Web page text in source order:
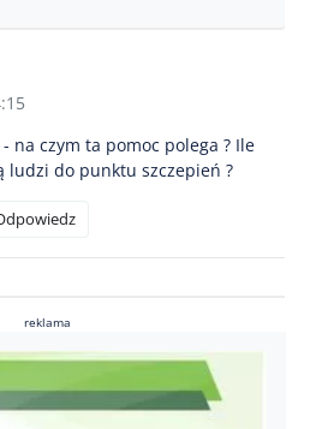
na czym ta pomoc polega ? Ile
ludzi do punktu szczepień ?
reklama